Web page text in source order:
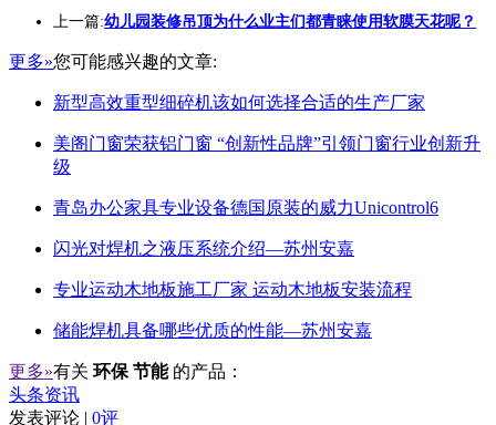
上一篇:幼儿园装修吊顶为什么业主们都青睐使用软膜天花呢？
更多»您可能感兴趣的文章:
新型高效重型细碎机该如何选择合适的生产厂家
美阁门窗荣获铝门窗 “创新性品牌”引领门窗行业创新升
级
青岛办公家具专业设备德国原装的威力Unicontrol6
闪光对焊机之液压系统介绍—苏州安嘉
专业运动木地板施工厂家 运动木地板安装流程
储能焊机具备哪些优质的性能—苏州安嘉
更多»有关 环保 节能 的产品：
头条资讯
发表评论 | 0评